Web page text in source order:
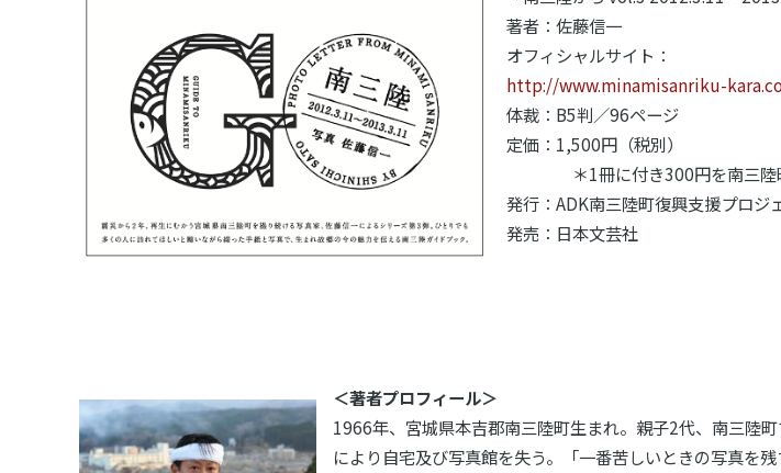
著者：佐藤信一
オフィシャルサイト：
http://www.minamisanriku-
体裁：B5判／96ページ
定価：1,500円（税別）
＊1冊に付き300円を南三陸町
発行：ADK南三陸町復興支援プロジ
発売：日本文芸社
＜著者プロフィール＞
1966年、宮城県本吉郡南三陸町生まれ。親子2代、南三陸
により自宅及び写真館を失う。「一番苦しいときの写真を